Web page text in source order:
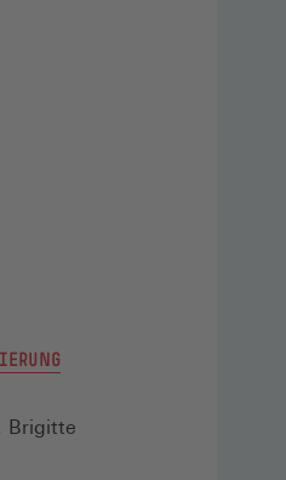
Brigitte